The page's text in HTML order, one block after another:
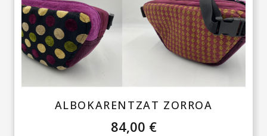
ALBOKARENTZAT ZORROA
84,00 €